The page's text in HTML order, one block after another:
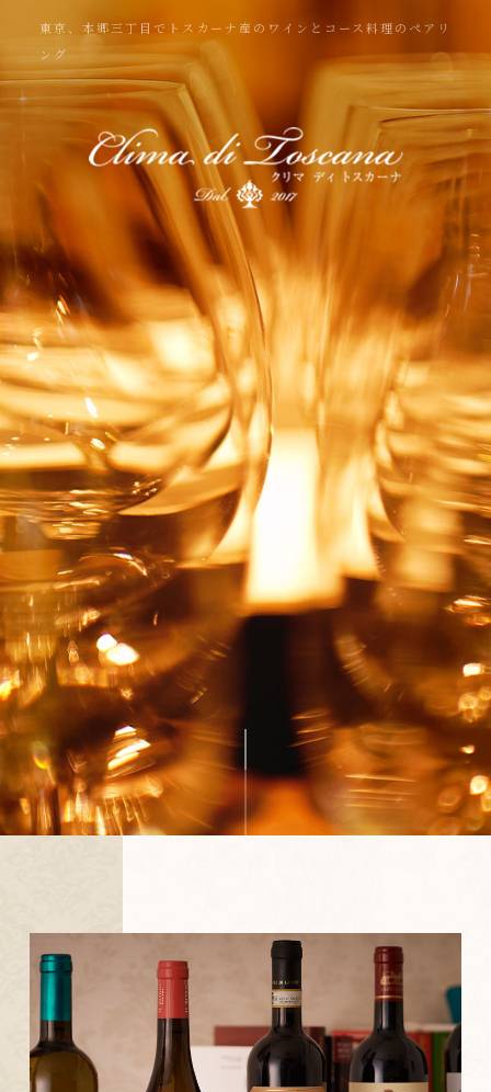
東京、本郷三丁目でトスカーナ産のワインとコース料理のペアリ
ング